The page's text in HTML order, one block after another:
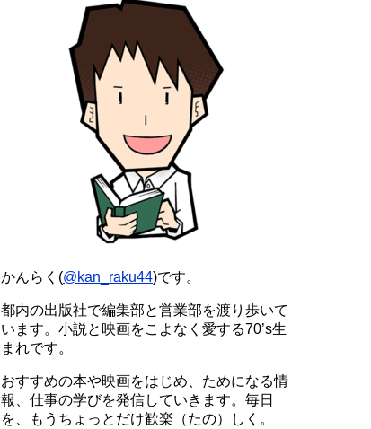
かんらく(@kan_raku44)です。
都内の出版社で編集部と営業部を渡り歩いて
います。小説と映画をこよなく愛する70’s生
まれです。
おすすめの本や映画をはじめ、ためになる情
報、仕事の学びを発信していきます。毎日
を、もうちょっとだけ歓楽（たの）しく。